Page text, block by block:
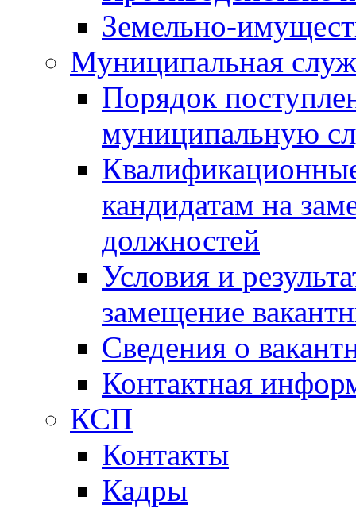
Земельно-
Муниципальная
Порядок
муниципальную
кандидатам на
должностей
Условия и
замещение
Сведения о
Контактная
КСП
Контакты
Кадры